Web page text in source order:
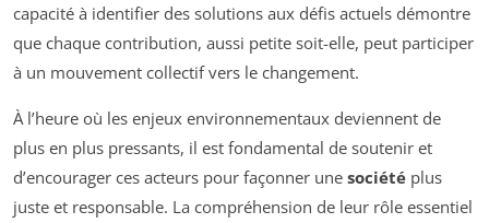
capacité à identifier des solutions aux défis actuels démontre
que chaque contribution, aussi petite soit-elle, peut participer
à un mouvement collectif vers le changement.
À l’heure où les enjeux environnementaux deviennent de
plus en plus pressants, il est fondamental de soutenir et
d’encourager ces acteurs pour façonner une société plus
juste et responsable. La compréhension de leur rôle essentiel